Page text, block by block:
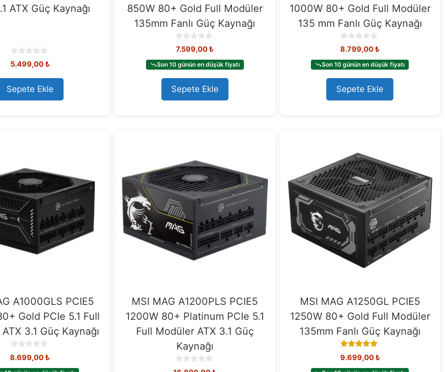
ATX Güç Kaynağı
0
o
u
t
o
f
5.499,00₺
Sepete Ekle
850W 80+ Gold Full Modüler
135mm Fanlı Güç Kaynağı
0
o
u
t
o
f
7.599,00₺
Son 10 günün en düşük fiyatı
Sepete Ekle
1000W 80+ Gold Full Modüler
135 mm Fanlı Güç Kaynağı
0
o
u
t
o
f
8.799,00₺
Son 10 günün en düşük fiyatı
Sepete Ekle
A1000GLS PCIE5
Gold PCIe 5.1 Full
3.1 Güç Kaynağı
0
o
8.699,00₺
MSI MAG A1200PLS PCIE5
1200W 80+ Platinum PCIe 5.1
Full Modüler ATX 3.1 Güç
Kaynağı
0
MSI MAG A1250GL PCIE5
1250W 80+ Gold Full Modüler
135mm Fanlı Güç Kaynağı
5.00
out of 5
9.699,00₺